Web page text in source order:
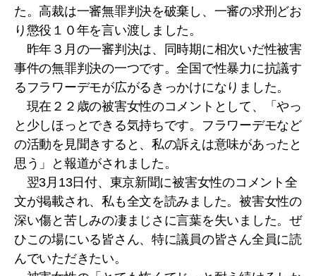
た。高裁は一審無罪判決を破棄し、一審の求刑どお
り懲役１０年を言い渡しました。
昨年３月の一審判決は、同時期に相次いだ性被害
事件の無罪判決の一つです。全国で性暴力に抗議す
るフラワーデモが広がるきっかけになりました。
現在２２歳の被害女性のコメントとして、「やっ
と少しほっとできる気持ちです。フラワーデモなど
の活動を見聞きすると、私の訴えは意味があったと
思う」と報道がされました。
翌3月13日付、東京新聞に被害女性のコメント全
文が掲載され、私も全文を読みました。被害女性の
深い傷と苦しみの凄まじさに言葉を失いました。ぜ
ひこの場にいる皆さん、特に議員の皆さん全員に読
んでいただきたい。